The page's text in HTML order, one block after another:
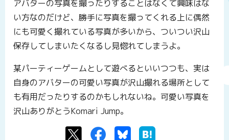
アバターの写真を撮ったりすることはなくて興味はな
い方なのだけど、勝手に写真を撮ってくれる上に偶然
にも可愛く撮れている写真が多いから、ついつい沢山
保存してしまいたくなるし見惚れてしまうよ。
某パーティーゲームとして遊べるといいつつも、実は
自身のアバターの可愛い写真が沢山撮れる場所として
も有用だったりするのかもしれないね。可愛い写真を
沢山ありがとうKomari Jump。
TwitterFacebookBluesky